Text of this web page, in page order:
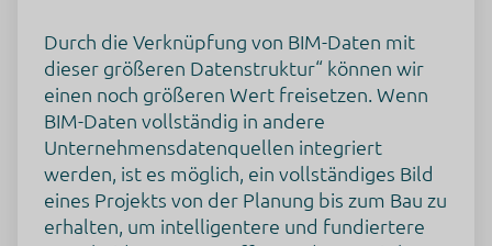
Durch die Verknüpfung von BIM-Daten mit
dieser größeren Datenstruktur“ können wir
einen noch größeren Wert freisetzen. Wenn
BIM-Daten vollständig in andere
Unternehmensdatenquellen integriert
werden, ist es möglich, ein vollständiges Bild
eines Projekts von der Planung bis zum Bau zu
erhalten, um intelligentere und fundiertere
Datenschutzbeauftragten des verarbeitenden
Unternehmens.
https://support.google.com/policies/contact/general_privac
y_form
Weitergabe an Drittländer
Dieser Service kann die erfassten Daten an ein anderes Land
weiterleiten. Bitte beachten Sie, dass dieser Service Daten
außerhalb der Europäischen Union und des europäischen
Wirtschaftsraums und in ein Land, welches kein
angemessenes Datenschutzniveau bietet, übertragen kann.